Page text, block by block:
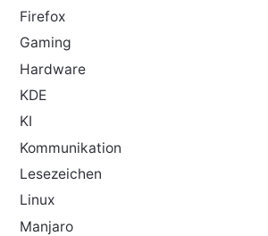
Firefox
Gaming
Hardware
KDE
KI
Kommunikation
Lesezeichen
Linux
Manjaro